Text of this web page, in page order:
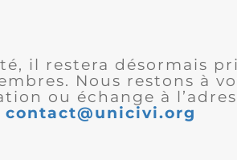
il restera désormais
Nous restons à
ou échange à
contact@unicivi.org